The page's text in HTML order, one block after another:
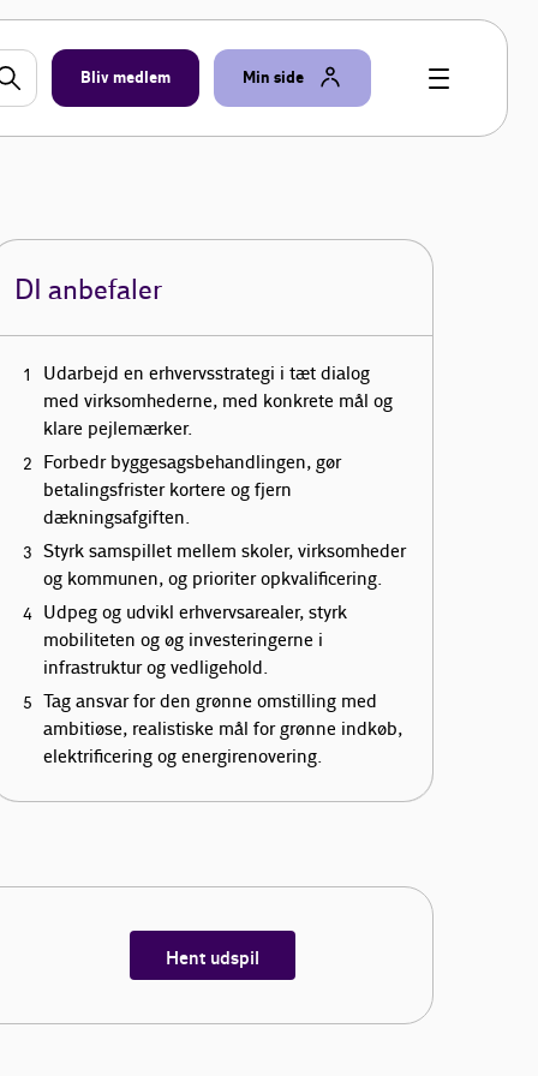
Bliv medlem Min side
DI anbefaler
Udarbejd en erhvervsstrategi i tæt dialog
med virksomhederne, med konkrete mål og
klare pejlemærker.
Forbedr byggesagsbehandlingen, gør
betalingsfrister kortere og fjern
dækningsafgiften.
Styrk samspillet mellem skoler, virksomheder
og kommunen, og prioriter opkvalificering.
Udpeg og udvikl erhvervsarealer, styrk
mobiliteten og øg investeringerne i
infrastruktur og vedligehold.
Tag ansvar for den grønne omstilling med
ambitiøse, realistiske mål for grønne indkøb,
elektrificering og energirenovering.
Hent udspil